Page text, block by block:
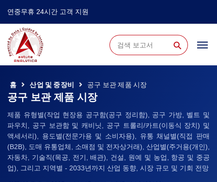
연중무휴 24시간 고객 지원
⚲
홈 산업 및 중장비 공구 보관 제품 시장
공구 보관 제품 시장
제품 유형별(작업 현장용 공구함(공구 정리함), 공구 가방, 벨트 및
파우치, 공구 보관함 및 캐비닛, 공구 트롤리/카트(이동식 장치) 및
액세서리), 용도별(전문가용 및 소비자용), 유통 채널별(직접 판매
(B2B), 도매 유통업체, 소매점 및 전자상거래), 산업별(주거용(개인),
자동차, 기술직(목공, 전기, 배관), 건설, 원예 및 농업, 항공 및 중공
업), 그리고 지역별 - 2033년까지 산업 동향, 시장 규모 및 기회 전망